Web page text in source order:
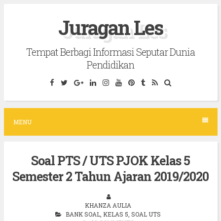
c
Juragan Les
Tempat Berbagi Informasi Seputar Dunia
Pendidikan
MENU
Soal PTS / UTS PJOK Kelas 5
Semester 2 Tahun Ajaran 2019/2020
KHANZA AULIA
BANK SOAL KELAS 5 SOAL UTS